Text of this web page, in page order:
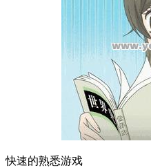
快速的熟悉游戏